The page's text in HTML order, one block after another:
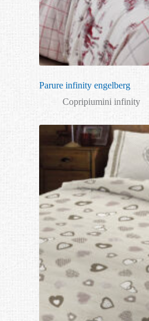
Parure infinity engelberg
Copripiumini infinity